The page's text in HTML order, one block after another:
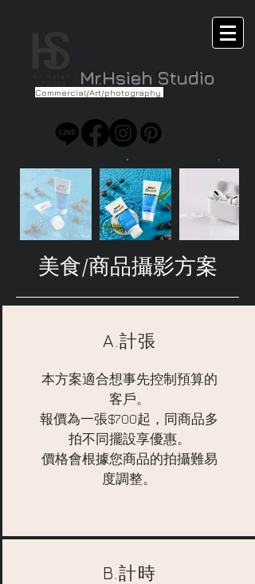
Mr.Hsieh Studio
Commercial/Art/photography
美食/商品攝影方案
A.計張
本方案適合想事先控制預算的
客戶。
報價為一張$700起，同商品多
拍不同擺設享優惠。
價格會根據您商品的拍攝難易
度調整。
B.計時